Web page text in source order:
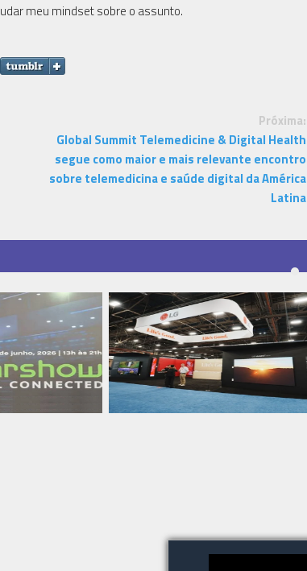
meu mindset sobre o assunto.
Próxima:
Global Summit Telemedicine & Digital Health
segue como maior e mais relevante encontro
sobre telemedicina e saúde digital da América
Latina